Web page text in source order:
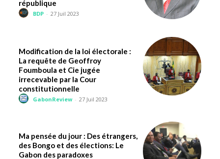
république
BDP - 27 Juil 2023
Modification de la loi électorale :
La requête de Geoffroy
Foumboula et Cie jugée
irrecevable par la Cour
constitutionnelle
GabonReview - 27 Juil 2023
Ma pensée du jour : Des étrangers,
des Bongo et des élections: Le
Gabon des paradoxes